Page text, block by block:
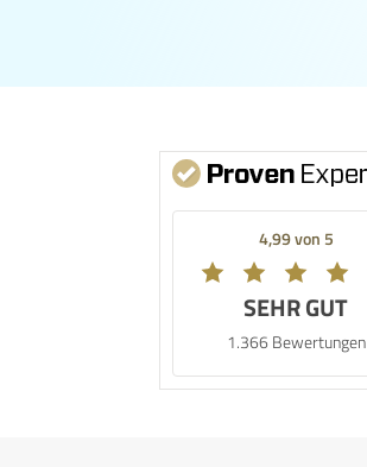
4,99 von 5
SEHR GUT
1.366 Bewertungen